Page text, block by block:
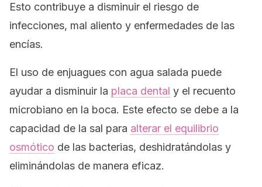
Esto contribuye a disminuir el riesgo de
infecciones, mal aliento y enfermedades de las
encías.
El uso de enjuagues con agua salada puede
ayudar a disminuir la placa dental y el recuento
microbiano en la boca. Este efecto se debe a la
capacidad de la sal para alterar el equilibrio
osmótico de las bacterias, deshidratándolas y
eliminándolas de manera eficaz.